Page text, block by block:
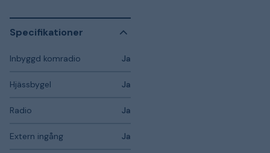
Specifikationer
Inbyggd komradio Ja
Hjässbygel Ja
Radio Ja
Extern ingång Ja